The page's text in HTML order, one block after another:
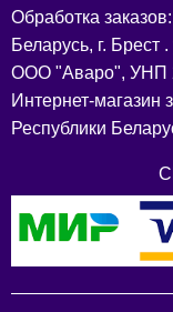
Обработка
Беларусь, г. Брест
ООО "Аваро", УНП
Интернет-магазин
Республики